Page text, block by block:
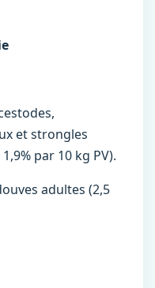
et strongles
par 10 kg PV).
adultes (2,5